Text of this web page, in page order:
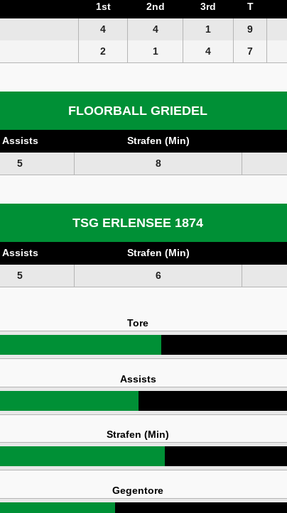
1st 2nd 3rd T
4 4 1 9
2 1 4 7
FLOORBALL GRIEDEL
Assists Strafen (Min)
5 8
TSG ERLENSEE 1874
Assists Strafen (Min)
5 6
Tore
Assists
Strafen (Min)
Gegentore